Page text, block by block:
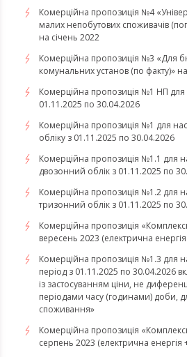
Комерційна пропозиція №4
малих непобутових споживачів
на січень 2022
Комерційна пропозиція №3 «Для
комунальних установ (по факту)»
Комерційна пропозиція №1 НП для
01.11.2025 по 30.04.2026
Комерційна пропозиція №1 для
обліку з 01.11.2025 по 30.04.2026
Комерційна пропозиція №1.1 для
двозонний облік з 01.11.2025 по
Комерційна пропозиція №1.2 для
тризонний облік з 01.11.2025 по
​​​​​​​Комерційна пропозиція
вересень 2023 (електрична
Комерційна пропозиція №1.3 для
період з 01.11.2025 по 30.04.2026
із застосуванням ціни, не
періодами часу (годинами) доби,
споживання»
​​​​​​​Комерційна пропозиція
серпень 2023 (електрична